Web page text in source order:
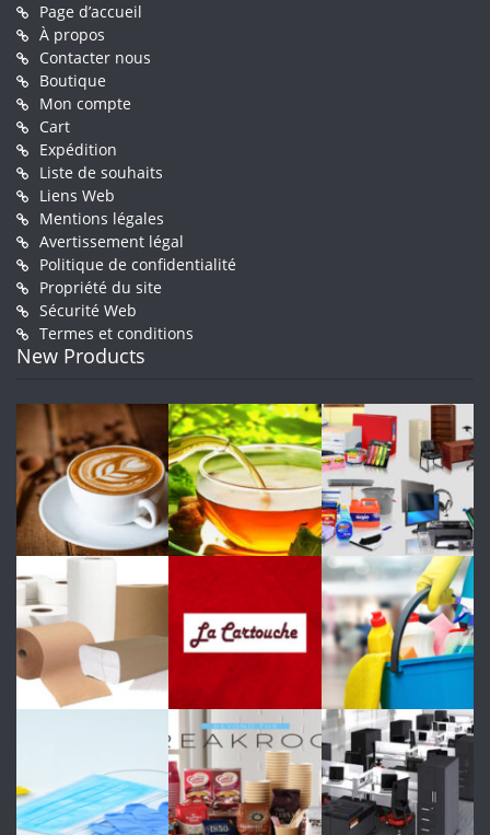
Page d’accueil
À propos
Contacter nous
Boutique
Mon compte
Cart
Expédition
Liste de souhaits
Liens Web
Mentions légales
Avertissement légal
Politique de confidentialité
Propriété du site
Sécurité Web
Termes et conditions
New Products